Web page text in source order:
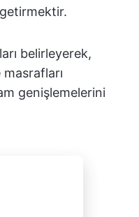
belirleyerek,
genişlemelerini